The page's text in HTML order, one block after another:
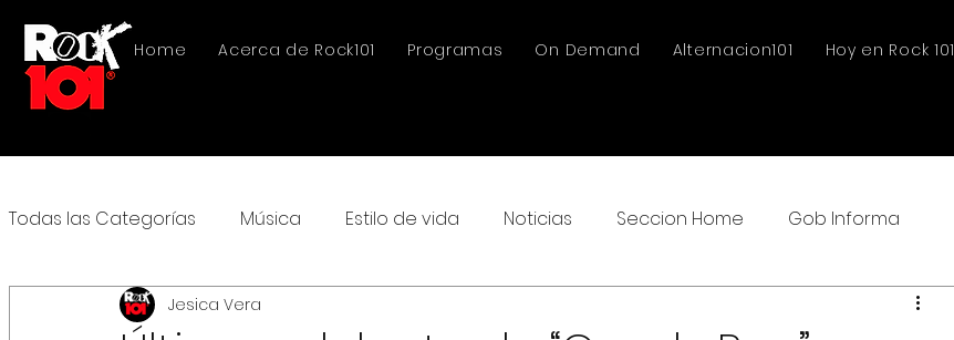
Home Acerca de Rock101 Programas On Demand Alternacion101 Hoy en Rock 101
Todas las Categorías Música Estilo de vida Noticias Seccion Home Gob Informa
Jesica Vera